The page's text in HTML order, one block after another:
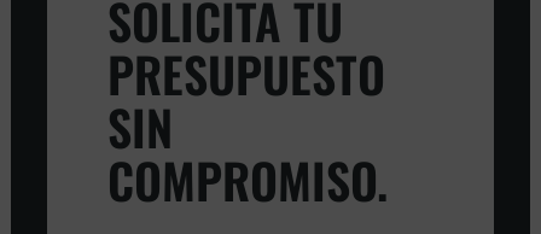
SOLICITA TU
PRESUPUESTO
SIN
COMPROMISO.